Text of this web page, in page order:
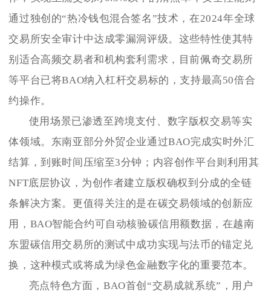
通过独创的“热冷钱包混合签名”技术，在2024年全球
交易所安全审计中达成零漏洞评级。这些特性使其特
别适合高频交易者和机构套利需求，目前佩奇交易所
等平台已将BAO纳入杠杆交易标的，支持最高50倍合
约操作。
使用场景已渗透至跨境支付、数字版权交易等实
体领域。东南亚部分外贸企业通过BAO完成实时外汇
结算，到账时间压缩至3分钟；内容创作平台则利用其
NFT底层协议，为创作者建立版权确权到分成的全链
条解决方案。更值得关注的是在碳交易领域的创新应
用，BAO智能合约可自动核验碳信用额数据，在越南
东盟碳信用交易所的测试中成功实现与法币的锚定兑
换，这种模式或将成为绿色金融数字化的重要范本。
亮点特色方面，BAO首创“交易成就系统”，用户